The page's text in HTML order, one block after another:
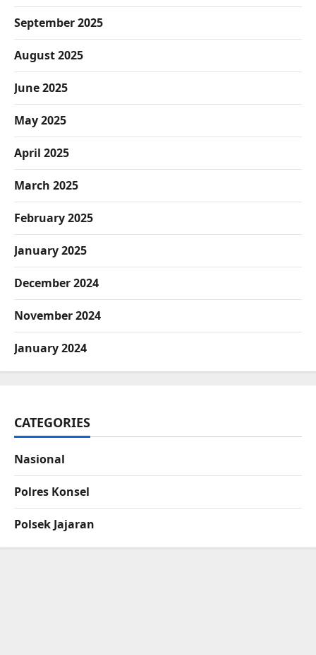
September 2025
August 2025
June 2025
May 2025
April 2025
March 2025
February 2025
January 2025
December 2024
November 2024
January 2024
CATEGORIES
Nasional
Polres Konsel
Polsek Jajaran